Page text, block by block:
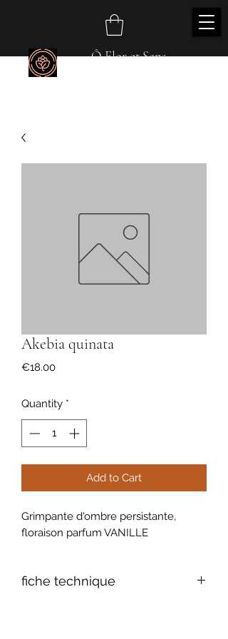
Ô Flor et Sens
Akebia quinata
€18.00Price
Quantity *
Add to Cart
Grimpante d'ombre persistante,
floraison parfum VANILLE
fiche technique